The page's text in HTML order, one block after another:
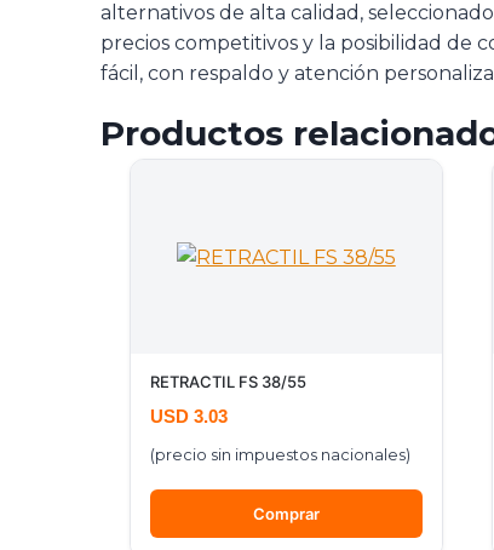
alternativos de alta calidad,
precios competitivos y la posibilidad de
fácil, con respaldo y atención
Productos
RETRACTIL FS 38/55
USD 3.03
(precio sin impuestos nacionales)
Comprar